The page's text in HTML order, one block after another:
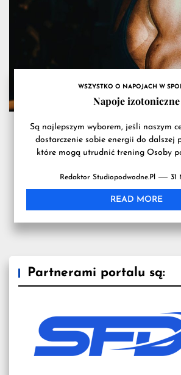
WSZYSTKO O NAPOJACH W
Napoje izotoniczne
Są najlepszym wyborem, jeśli naszym
dostarczenie sobie energii do dalszej
które mogą utrudnić trening Osoby
Redaktor Studiopodwodne.pl 31
READ MORE
Partnerami portalu są: